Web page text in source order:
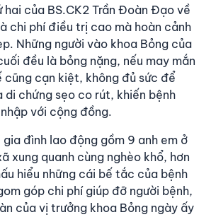
của BS.CK2 Trần Đoàn Đạo về
chi phí điều trị cao mà hoàn cảnh
Những người vào khoa Bỏng của
đều là bỏng nặng, nếu may mắn
cũng cạn kiệt, không đủ sức để
chứng sẹo co rút, khiến bệnh
với cộng đồng.
gia đình lao động gồm 9 anh em ở
xung quanh cùng nghèo khổ, hơn
hiểu những cái bế tắc của bệnh
góp chi phí giúp đỡ người bệnh,
của vị trưởng khoa Bỏng ngày ấy